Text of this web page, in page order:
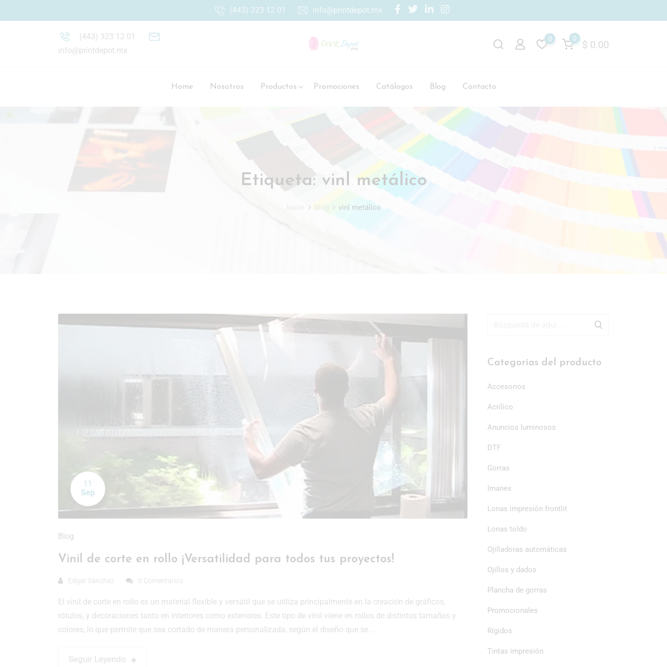
(443) 323 12 01 info@printdepot.mx
(443) 323 12 01
info@printdepot.mx
$ 0.00
0
0
Home Nosotros Productos Promociones Catálogos Blog Contacto
Etiqueta: vinl metálico
vinl metálico
11
Sep
Blog
Vinil de corte en rollo ¡Versatilidad para todos tus proyectos!
Edgar Sánchez 0 Comentarios
El vinil de corte en rollo es un material flexible y versátil que se utiliza principalmente en la creación de gráficos,
rótulos, y decoraciones tanto en interiores como exteriores. Este tipo de vinil viene en rollos de distintos tamaños y
colores, lo que permite que sea cortado de manera personalizada, según el diseño que se …
Seguir Leyendo
Categorías del producto
Accesorios
Acrílico
Anuncios luminosos
DTF
Gorras
Imanes
Lonas impresión frontlit
Lonas toldo
Ojilladoras automáticas
Ojillos y dados
Plancha de gorras
Promocionales
Rígidos
Tintas impresión